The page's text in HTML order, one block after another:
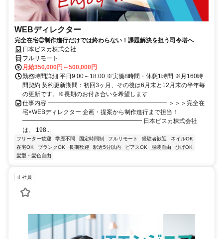
WEBディレクター
完全在宅◎制作進行だけでは終わらない！課題解決を担う司令塔へ
日本ビスカ株式会社
フルリモート
月給350,000円～500,000円
勤務時間詳細 平日9:00～18:00 ※実働8時間・休憩1時間 ※月160時
間契約 契約更新期間：初回3ヶ月、その後は6月末と12月末の半年毎
の更新です。※長期のお付き合いを希望します
仕事内容 ━━━━━━━━━━━━━━━━━━━━ ＞＞＞完全在
宅×WEBディレクター 企画・提案から制作進行まで担当！
━━━━━━━━━━━━━━━━━━━━ 日本ビスカ株式会社
は、 198...
フリーター歓迎 学歴不問 固定時間制 フルリモート 経験者歓迎
ネイルOK
在宅OK
ブランクOK 長期歓迎 駅近5分以内 ピアスOK 服装自由
ひげOK
髪型・髪色自由
正社員